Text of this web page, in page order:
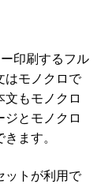
印刷するフル
はモノクロで
もモノクロ
とモノクロ
ます。
ットが利用で